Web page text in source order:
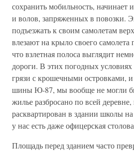
сохранить мобильность, начинает
и волов, запряженных в повозки.
подъезжать к своим самолетам
влезают на крыло своего самолета
что взлетная полоса выглядит
дороги. В этих погодных
грязи с крошечными островками,
шины Ю-87, мы вообще не могли
жилье разбросано по всей
расквартирован в здании школы
у нас есть даже офицерская
Площадь перед зданием часто